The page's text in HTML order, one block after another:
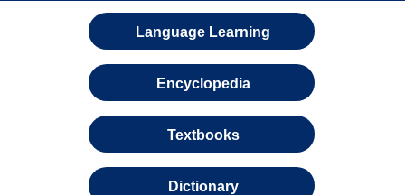
Language Learning
Encyclopedia
Textbooks
Dictionary